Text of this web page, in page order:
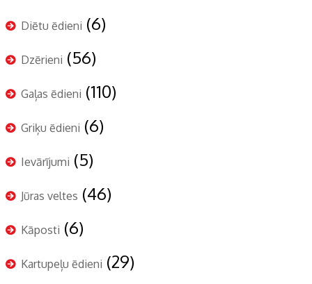
Diētu ēdieni (6)
Dzērieni (56)
Gaļas ēdieni (110)
Griķu ēdieni (6)
Ievārījumi (5)
Jūras veltes (46)
Kāposti (6)
Kartupeļu ēdieni (29)